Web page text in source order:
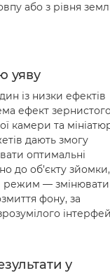
або з рівня
уяву
із низки ефектів
ефект
камери та
дають змогу
оптимальні
до об’єкту
— змінювати
фону, за
у